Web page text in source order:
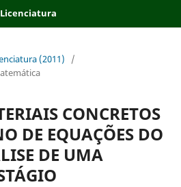
(2011)
/
CONCRETOS
DE EQUAÇÕES DO
DE UMA